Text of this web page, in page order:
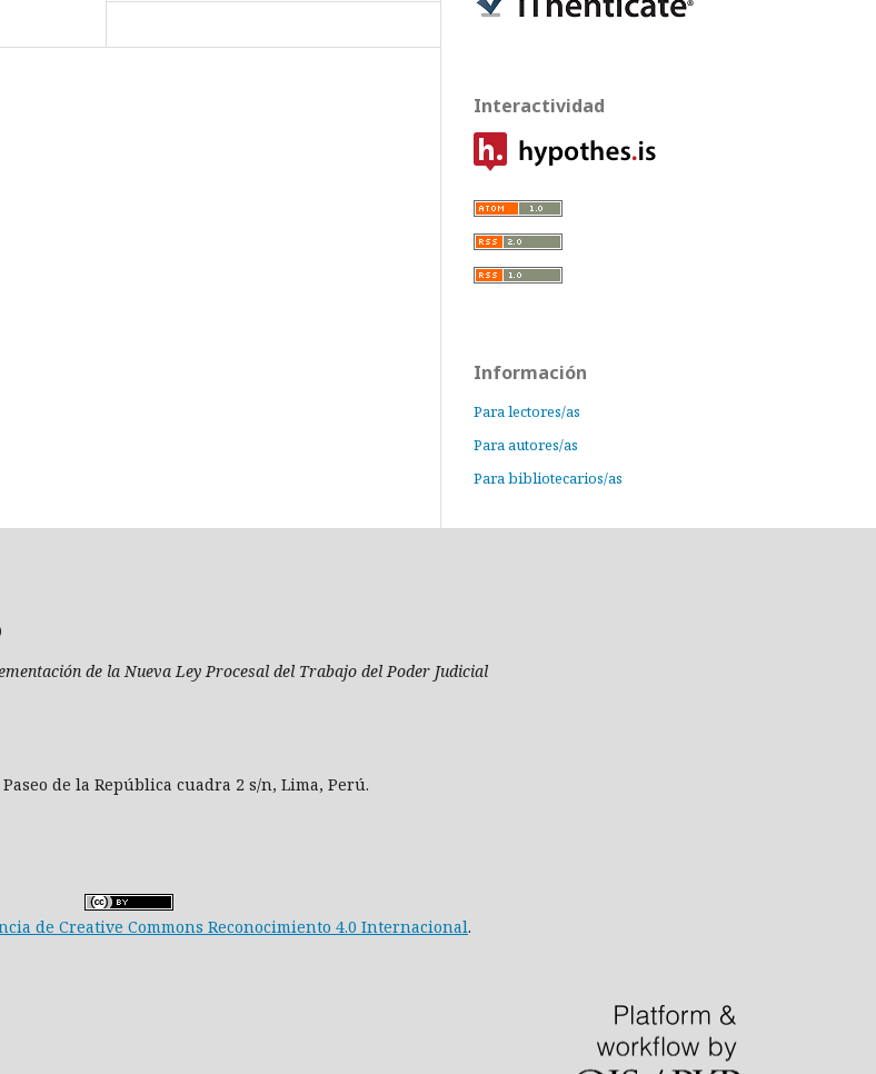
Interactividad
Información
Para lectores/as
Para autores/as
Para bibliotecarios/as
de la Nueva Ley Procesal del Trabajo del Poder Judicial
de la República cuadra 2 s/n, Lima, Perú.
de Creative Commons Reconocimiento 4.0 Internacional.